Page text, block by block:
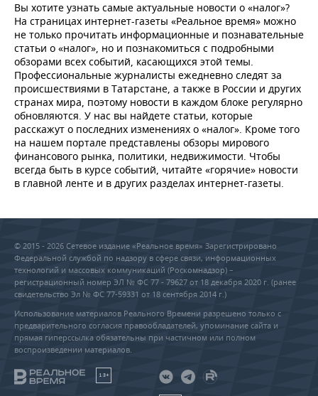
Вы хотите узнать самые актуальные новости о «налог»?
На страницах интернет-газеты «Реальное время» можно
не только прочитать информационные и познавательные
статьи о «налог», но и познакомиться с подробными
обзорами всех событий, касающихся этой темы.
Профессиональные журналисты ежедневно следят за
происшествиями в Татарстане, а также в России и других
странах мира, поэтому новости в каждом блоке регулярно
обновляются. У нас вы найдете статьи, которые
расскажут о последних изменениях о «налог». Кроме того
на нашем портале представлены обзоры мирового
финансового рынка, политики, недвижимости. Чтобы
всегда быть в курсе событий, читайте «горячие» новости
в главной ленте и в других разделах интернет-газеты.
© 2015 - 2026 Сетевое издание «Реальное время» Зарегистрировано
Федеральной службой по надзору в сфере связи, информационных
технологий и массовых коммуникаций (Роскомнадзор) –
регистрационный номер ЭЛ № ФС 77 - 79627 от 18 декабря 2020 г. (ранее
свидетельство Эл № ФС 77-59331 от 18 сентября 2014 г.)
Использование материалов Реального Времени разрешено только с
предварительного согласия правообладателей, упоминание сайта и
прямая гиперссылка обязательны при частичном или полном
воспроизведении материалов.
18+